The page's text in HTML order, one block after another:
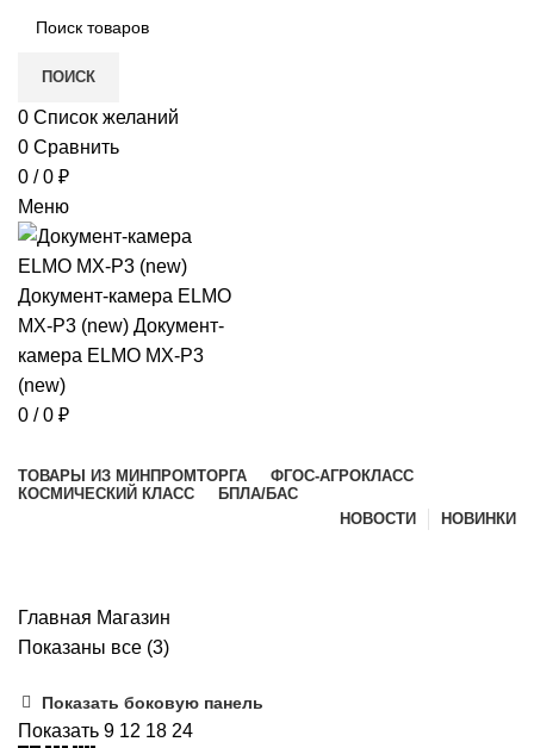
ПОИСК
0 Список желаний
0 Сравнить
0 / 0 ₽
Меню
0 / 0 ₽
ТОВАРЫ ИЗ МИНПРОМТОРГА
ФГОС-АГРОКЛАСС
КОСМИЧЕСКИЙ КЛАСС
БПЛА/БАС
НОВОСТИ
НОВИНКИ
Главная Магазин
Показаны все (3)
Показать боковую панель
Показать 9 12 18 24